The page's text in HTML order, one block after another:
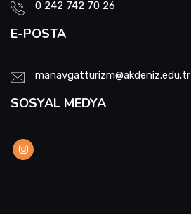
0 242 742 70 26
E-POSTA
manavgatturizm@akdeniz.edu.tr
SOSYAL MEDYA